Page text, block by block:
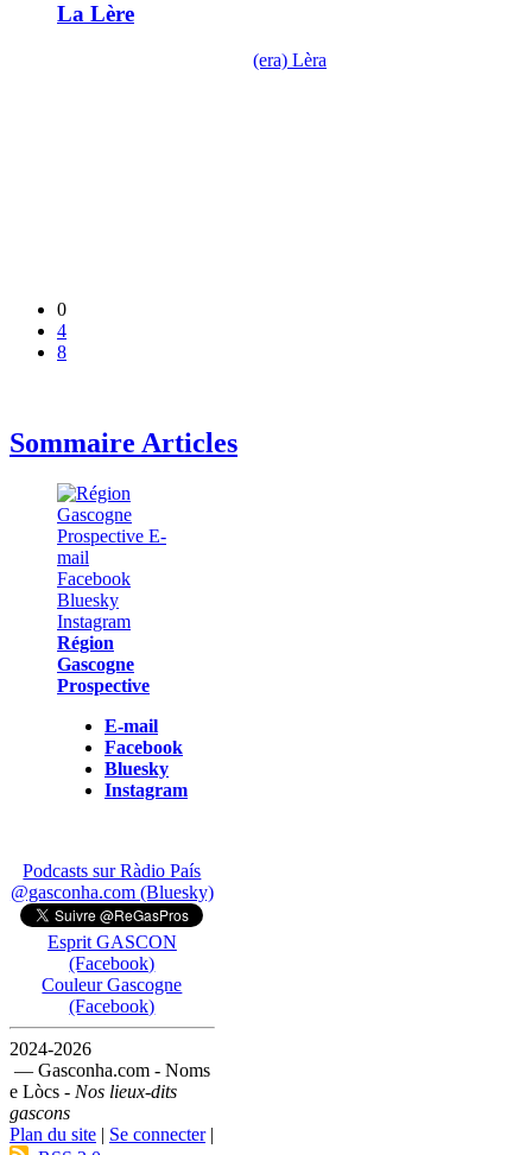
La Lère
(era) Lèra
0
4
8
Sommaire Articles
Région
Gascogne
Prospective
E-mail
Facebook
Bluesky
Instagram
Podcasts sur Ràdio País
@gasconha.com (Bluesky)
Esprit GASCON
(Facebook)
Couleur Gascogne
(Facebook)
2024-2026
— Gasconha.com - Noms
e Lòcs - Nos lieux-dits
gascons
Plan du site | Se connecter|